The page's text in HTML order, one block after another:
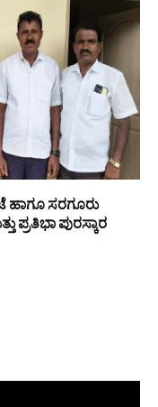
ಹಾಗೂ ಸರಗೂರು
ಪ್ರತಿಭಾ ಪುರಸ್ಕಾರ